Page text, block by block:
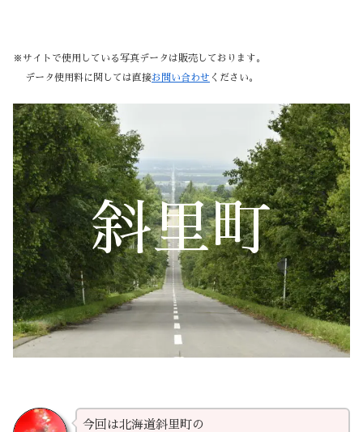
※サイトで使用している写真データは販売しております。
データ使用料に関しては直接お問い合わせ ください。
斜里町
今回は北海道斜里町の